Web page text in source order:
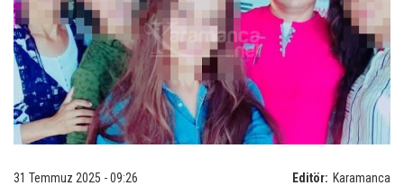
Editör: Karamanca
31 Temmuz 2025 - 09:26